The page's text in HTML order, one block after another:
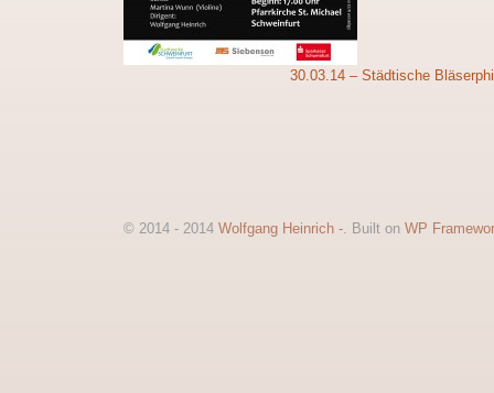
30.03.14 – Städtische
© 2014 - 2014 Wolfgang Heinrich -. Built on WP